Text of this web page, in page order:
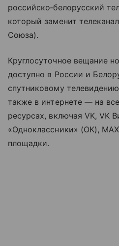
российско‑белорусский
который заменит
Союза).
Круглосуточное вещание
доступно в России и
спутниковому
также в интернете — на
ресурсах, включая VK, VK
«Одноклассники» (ОК),
площадки.